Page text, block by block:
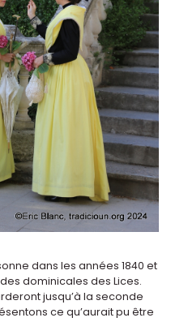
dans les années 1840 et
dominicales des Lices.
jusqu’à la seconde
ce qu’aurait pu être